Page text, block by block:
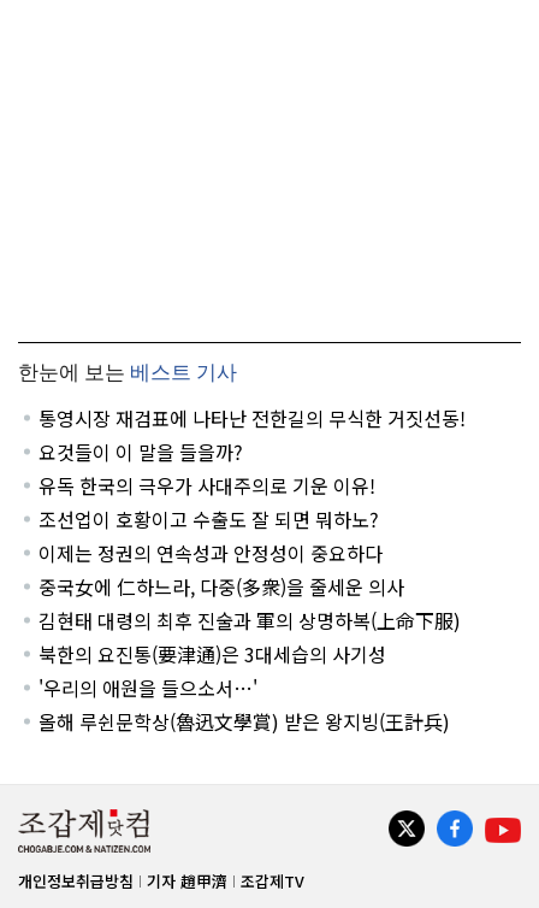
한눈에 보는 베스트 기사
통영시장 재검표에 나타난 전한길의 무식한 거짓선동!
요것들이 이 말을 들을까?
유독 한국의 극우가 사대주의로 기운 이유!
조선업이 호황이고 수출도 잘 되면 뭐하노?
이제는 정권의 연속성과 안정성이 중요하다
중국女에 仁하느라, 다중(多衆)을 줄세운 의사
김현태 대령의 최후 진술과 軍의 상명하복(上命下服)
북한의 요진통(要津通)은 3대세습의 사기성
'우리의 애원을 들으소서…'
올해 루쉰문학상(魯迅文學賞) 받은 왕지빙(王計兵)
개인정보취급방침 기자 趙甲濟 조갑제TV